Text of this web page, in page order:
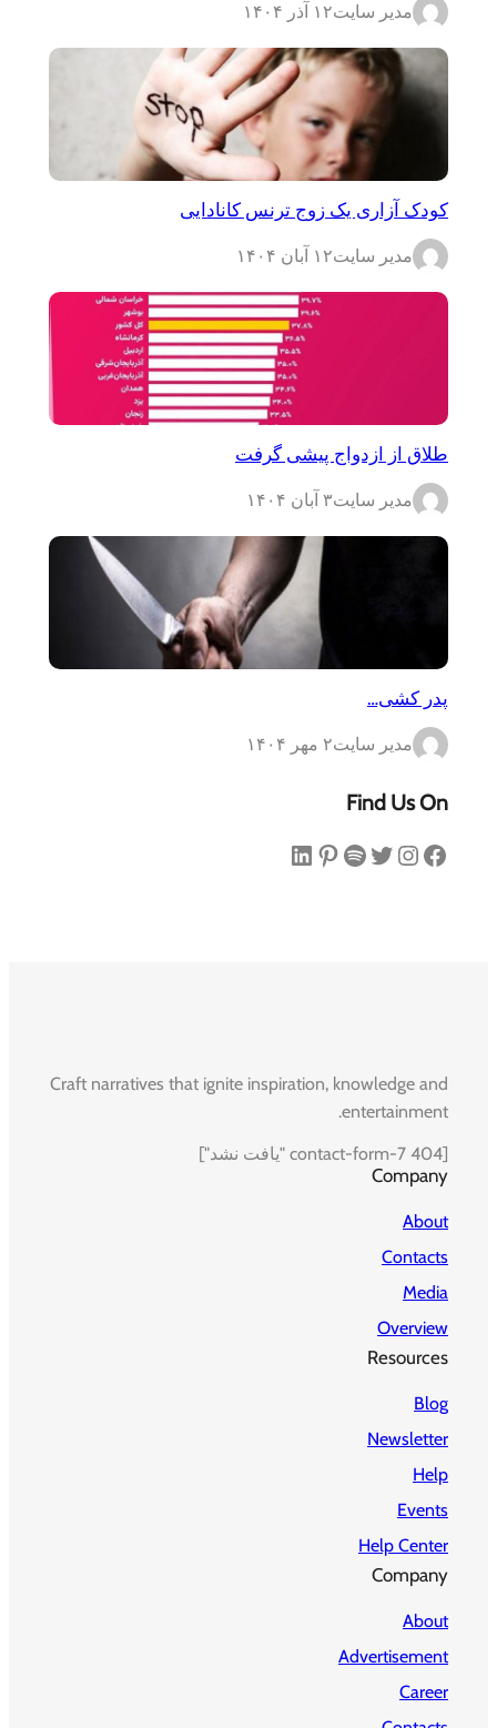
مدیر سایت۱۲ آذر ۱۴۰۴
کودک آزاری یک زوج ترنس کانادایی
مدیر سایت۱۲ آبان ۱۴۰۴
طلاق از ازدواج پیشی گرفت
مدیر سایت۳ آبان ۱۴۰۴
پدر کشی…
مدیر سایت۲ مهر ۱۴۰۴
Find Us On
فیس‌بوک اینستاگرم توییتر اسپاتیفای پینترست لینکداین
Craft narratives that ignite inspiration, knowledge and
entertainment.
[contact-form-7 404 "یافت نشد"]
Company
About
Contacts
Media
Overview
Resources
Blog
Newsletter
Help
Events
Help Center
Company
About
Advertisement
Career